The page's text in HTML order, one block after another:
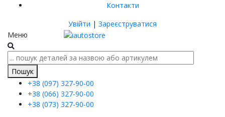
Контакти
Увійти | Зареєструватися
Меню
Пошук
+38 (097) 327-90-00
+38 (066) 327-90-00
+38 (073) 327-90-00